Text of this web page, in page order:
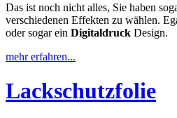
Das ist noch nicht alles, Sie haben
verschiedenen Effekten zu wählen.
oder sogar ein Digitaldruck Design.
mehr erfahren...
Lackschutzfolie